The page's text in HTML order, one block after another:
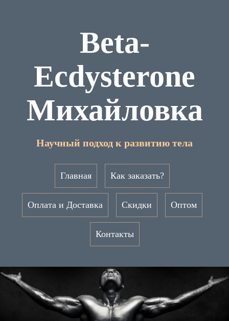
Beta-
Ecdysterone
Михайловка
Научный подход к развитию тела
Главная Как заказать?
Оплата и Доставка Скидки Оптом
Контакты